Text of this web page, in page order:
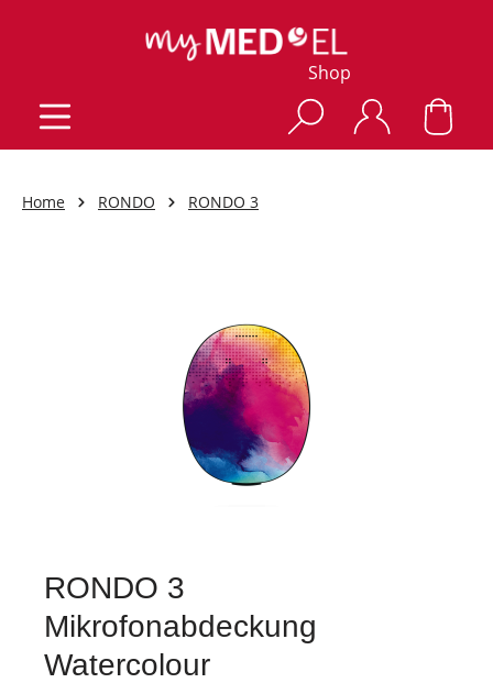
Shop
Home RONDO RONDO 3
RONDO 3
Mikrofonabdeckung
Watercolour